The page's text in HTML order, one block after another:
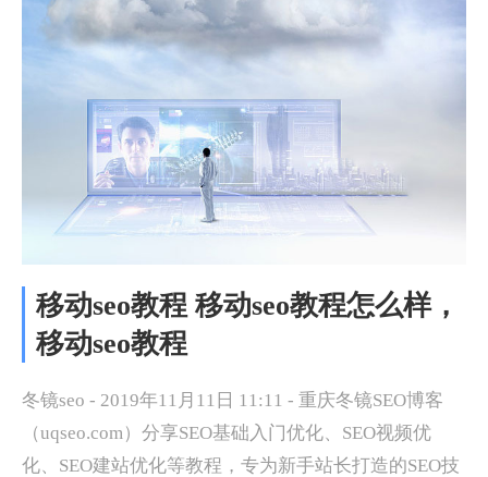
移动seo教程 移动seo教程怎么样，
移动seo教程
冬镜seo - 2019年11月11日 11:11 - 重庆冬镜SEO博客
（uqseo.com）分享SEO基础入门优化、SEO视频优
化、SEO建站优化等教程，专为新手站长打造的SEO技